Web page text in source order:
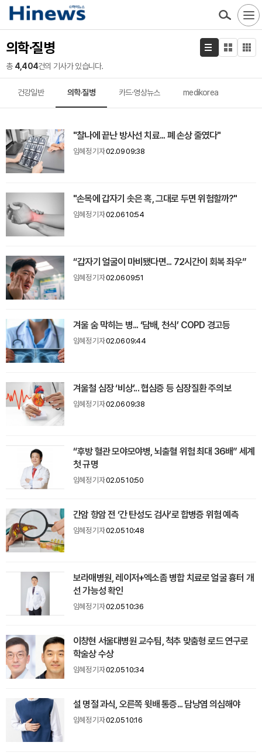
의학·질병
총 4,404건의 기사가 있습니다.
건강일반 의학·질병 카드·영상뉴스 medikorea
"찰나에 끝난 방사선 치료... 폐 손상 줄였다"
임혜정 기자02.09 09:38
"손목에 갑자기 솟은 혹, 그대로 두면 위험할까?"
임혜정 기자02.06 10:54
“갑자기 얼굴이 마비됐다면... 72시간이 회복 좌우”
임혜정 기자02.06 09:51
겨울 숨 막히는 병... ‘담배, 천식’ COPD 경고등
임혜정 기자02.06 09:44
겨울철 심장 ‘비상’... 협심증 등 심장질환 주의보
임혜정 기자02.06 09:38
“후방 혈관 모야모야병, 뇌출혈 위험 최대 36배” 세계
첫 규명
임혜정 기자02.05 10:50
간암 항암 전 ‘간 탄성도 검사’로 합병증 위험 예측
임혜정 기자02.05 10:48
보라매병원, 레이저+엑소좀 병합 치료로 얼굴 흉터 개
선 가능성 확인
임혜정 기자02.05 10:36
이창현 서울대병원 교수팀, 척추 맞춤형 로드 연구로
학술상 수상
임혜정 기자02.05 10:34
설 명절 과식, 오른쪽 윗배 통증... 담낭염 의심해야
임혜정 기자02.05 10:16